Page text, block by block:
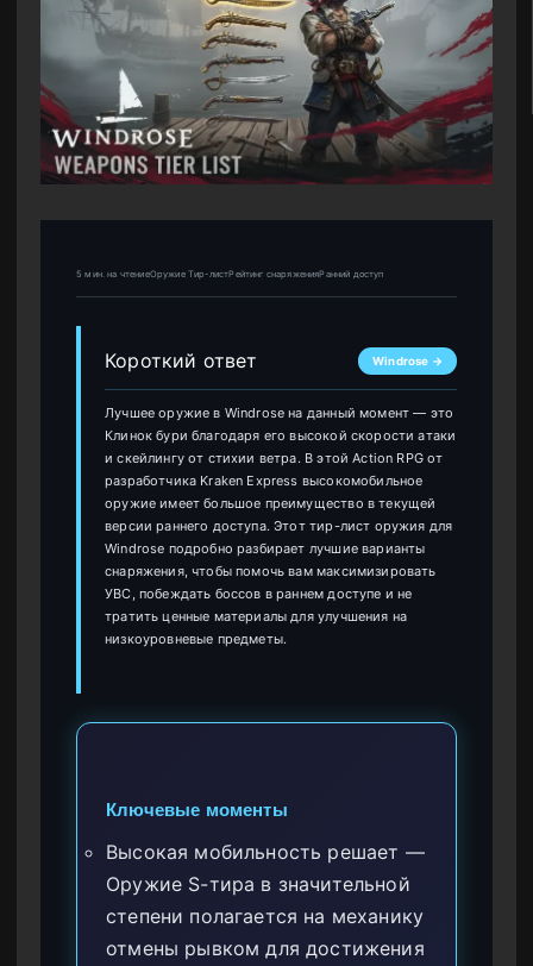
5 мин. на чтениеОружие Тир-листРейтинг снаряженияРанний доступ
Короткий ответ Windrose →
Лучшее оружие в Windrose на данный момент — это
Клинок бури благодаря его высокой скорости атаки
и скейлингу от стихии ветра. В этой Action RPG от
разработчика Kraken Express высокомобильное
оружие имеет большое преимущество в текущей
версии раннего доступа. Этот тир-лист оружия для
Windrose подробно разбирает лучшие варианты
снаряжения, чтобы помочь вам максимизировать
УВС, побеждать боссов в раннем доступе и не
тратить ценные материалы для улучшения на
низкоуровневые предметы.
Ключевые моменты
Высокая мобильность решает —
Оружие S-тира в значительной
степени полагается на механику
отмены рывком для достижения